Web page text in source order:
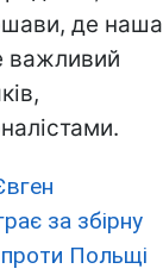
де наша
важливий
за збірну
Польщі